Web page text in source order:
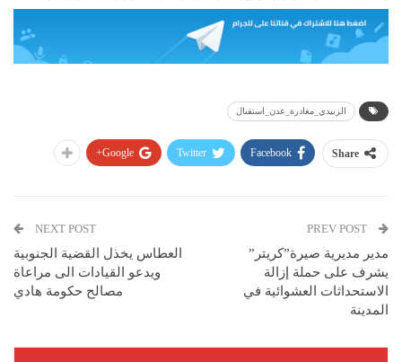
الزبيدي_مغادرة_عدن_استقبال
Share
Facebook
Twitter
Google+
مدير مديرية صيرة”كريتر”
يشرف على حملة إزالة
الاستحداثات العشوائية في
المدينة
NEXT POST
العطاس يخذل القضية الجنوبية
ويدعو القيادات الى مراعاة
مصالح حكومة هادي